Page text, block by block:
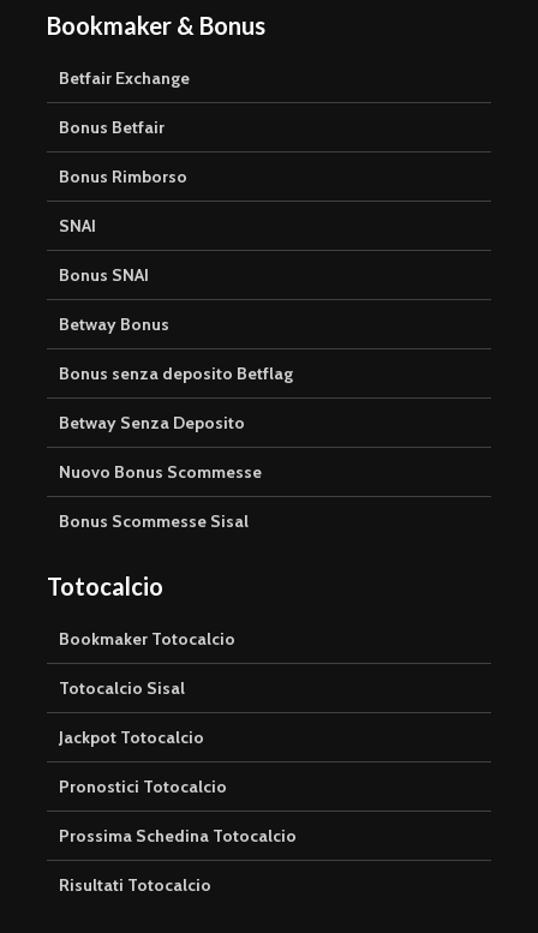
Bookmaker & Bonus
Betfair Exchange
Bonus Betfair
Bonus Rimborso
SNAI
Bonus SNAI
Betway Bonus
Bonus senza deposito Betflag
Betway Senza Deposito
Nuovo Bonus Scommesse
Bonus Scommesse Sisal
Totocalcio
Bookmaker Totocalcio
Totocalcio Sisal
Jackpot Totocalcio
Pronostici Totocalcio
Prossima Schedina Totocalcio
Risultati Totocalcio